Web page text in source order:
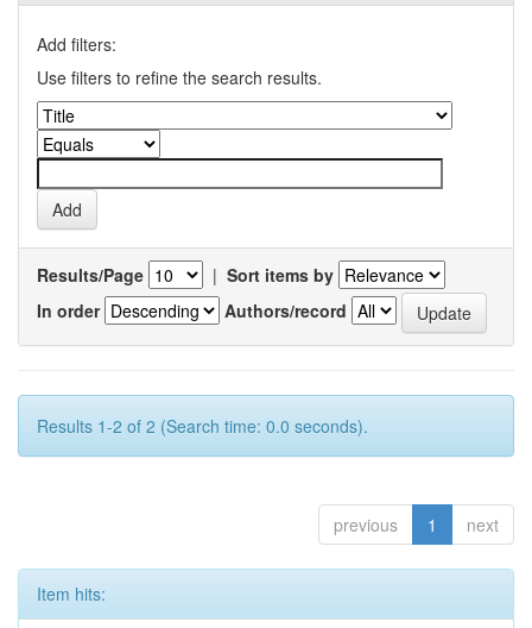
Add filters:
Use filters to refine the search results.
Results/Page | Sort items by
In order
Authors/record
Results 1-2 of 2 (Search time: 0.0 seconds).
previous 1 next
Item hits: